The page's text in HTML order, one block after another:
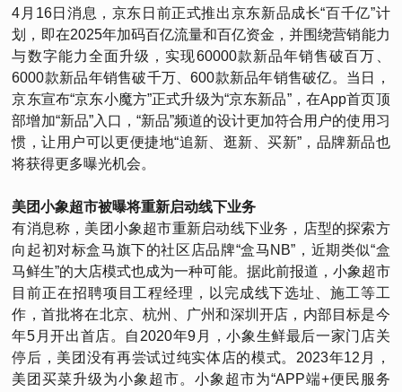
4月16日消息，京东日前正式推出京东新品成长“百千亿”计
划，即在2025年加码百亿流量和百亿资金，并围绕营销能力
与数字能力全面升级，实现60000款新品年销售破百万、
6000款新品年销售破千万、600款新品年销售破亿。当日，
京东宣布“京东小魔方”正式升级为“京东新品”，在App首页顶
部增加“新品”入口，“新品”频道的设计更加符合用户的使用习
惯，让用户可以更便捷地“追新、逛新、买新”，品牌新品也
将获得更多曝光机会。
美团小象超市被曝将重新启动线下业务
有消息称，美团小象超市重新启动线下业务，店型的探索方
向起初对标盒马旗下的社区店品牌“盒马NB”，近期类似“盒
马鲜生”的大店模式也成为一种可能。据此前报道，小象超市
目前正在招聘项目工程经理，以完成线下选址、施工等工
作，首批将在北京、杭州、广州和深圳开店，内部目标是今
年5月开出首店。自2020年9月，小象生鲜最后一家门店关
停后，美团没有再尝试过纯实体店的模式。2023年12月，
美团买菜升级为小象超市。小象超市为“APP端+便民服务